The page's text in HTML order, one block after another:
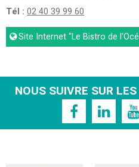
Tél : 02 40 39 99 60
Site Internet"Le Bistro de
NOUS SUIVRE SUR